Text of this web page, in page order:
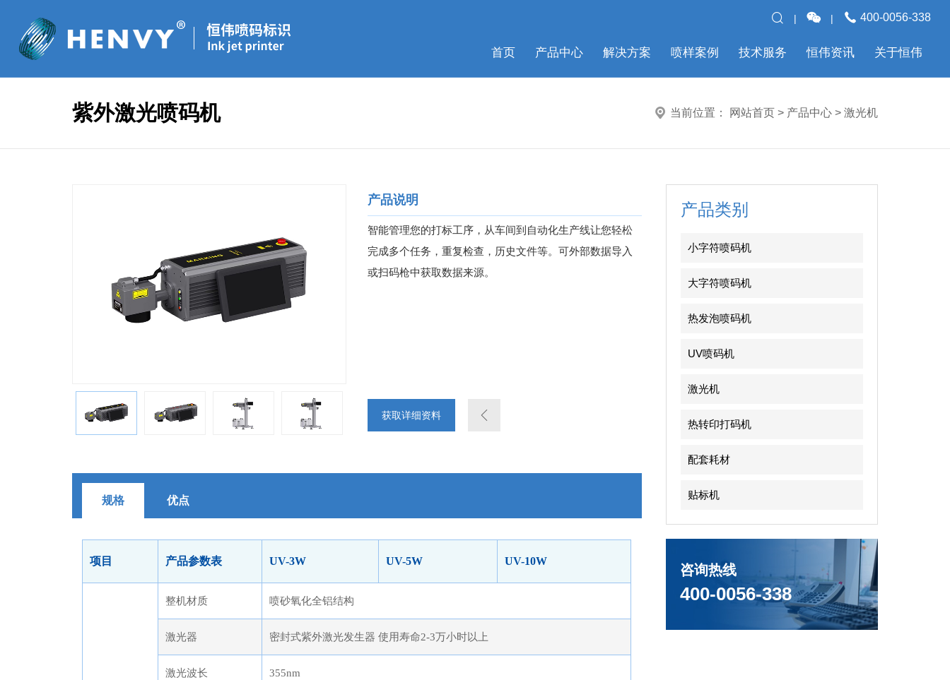
400-0056-338
首页 产品中心 解决方案 喷样案例 技术服务 恒伟资讯 关于恒伟
紫外激光喷码机 当前位置： 网站首页 > 产品中心 > 激光机
产品类别
小字符喷码机
大字符喷码机
热发泡喷码机
UV喷码机
激光机
热转印打码机
配套耗材
贴标机
咨询热线
400-0056-338
产品说明
智能管理您的打标工序，从车间到自动化生产线让您轻松
完成多个任务，重复检查，历史文件等。可外部数据导入
或扫码枪中获取数据来源。
获取详细资料
规格 优点
项目 产品参数表 UV-3W UV-5W UV-10W
整机材质 喷砂氧化全铝结构
激光器 密封式紫外激光发生器 使用寿命2-3万小时以上
激光波长 355nm